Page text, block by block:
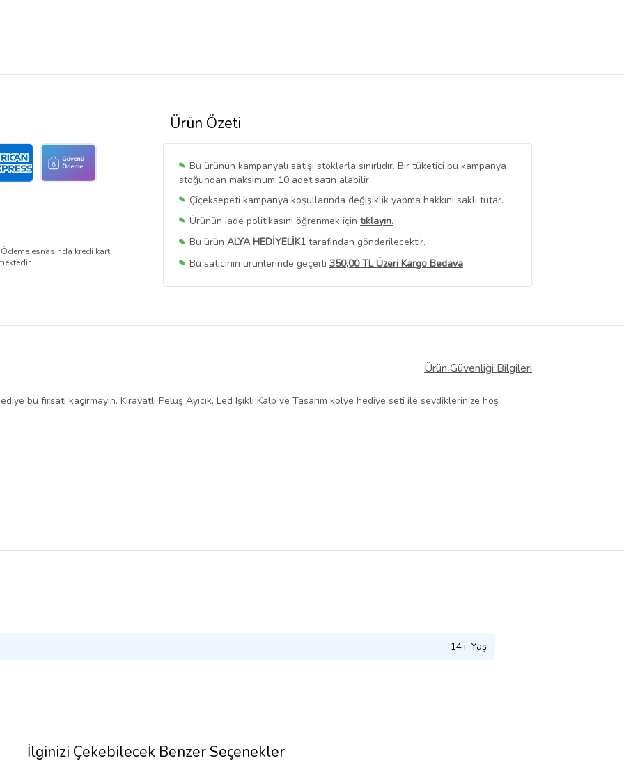
Ürün Özeti
Bu ürünün kampanyalı satışı stoklarla sınırlıdır. Bir tüketici bu kampanya
stoğundan maksimum 10 adet satın alabilir.
Çiçeksepeti kampanya koşullarında değişiklik yapma hakkını saklı tutar.
Ürünün iade politikasını öğrenmek için tıklayın.
Bu ürün ALYA HEDİYELİK1 tarafından gönderilecektir.
Bu satıcının ürünlerinde geçerli 350,00 TL Üzeri Kargo Bedava
Bu SatıcınınTüm Ürünlerini Görüntüle
esnasında kredi kartı
Ürün Güvenliği Bilgileri
bu fırsatı kaçırmayın. Kıravatlı Peluş Ayıcık, Led Işıklı Kalp ve Tasarım kolye hediye seti ile sevdiklerinize hoş
14+ Yaş
İlginizi Çekebilecek Benzer Seçenekler